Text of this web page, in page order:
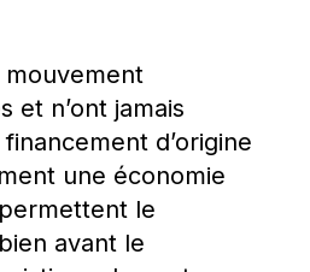
mouvement
et n’ont jamais
d’origine
une économie
le
avant le